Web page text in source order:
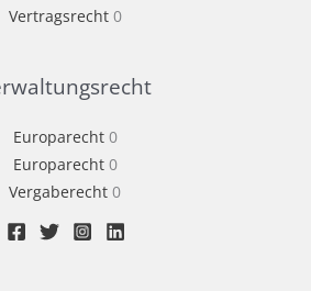
Vertragsrecht0
Europarecht0
Europarecht0
Vergaberecht 0